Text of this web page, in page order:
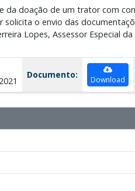
da doação de um trator com
solicita o envio das
Lopes, Assessor Especial
Documento: Download